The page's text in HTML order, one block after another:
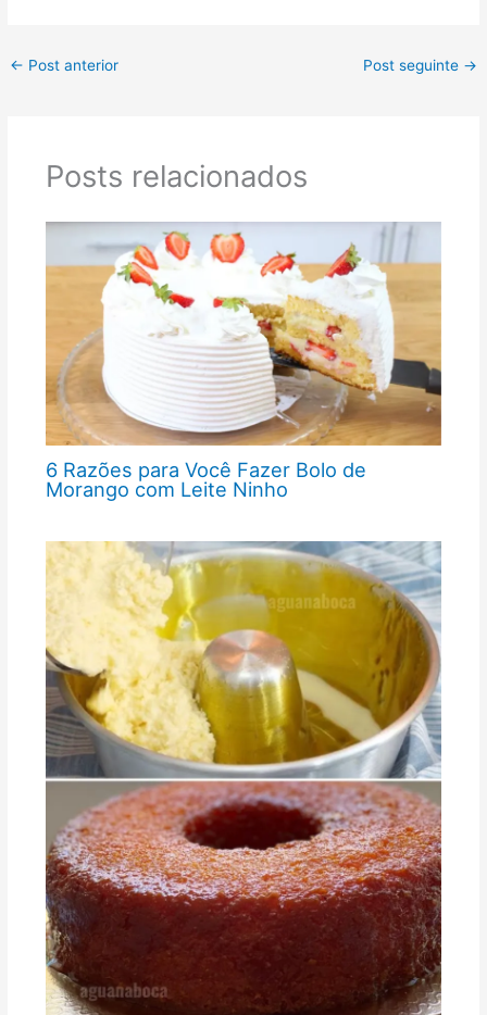
← Post anterior Post seguinte →
Posts relacionados
6 Razões para Você Fazer Bolo de
Morango com Leite Ninho